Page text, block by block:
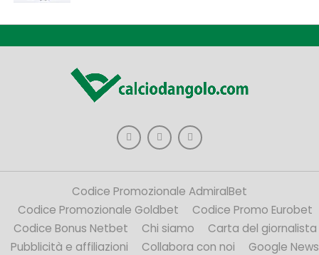
Codice Promozionale AdmiralBet
Codice Promozionale Goldbet
Codice Promo Eurobet
Codice Bonus Netbet
Chi siamo
Carta del giornalista
Pubblicità e affiliazioni
Collabora con noi Google News